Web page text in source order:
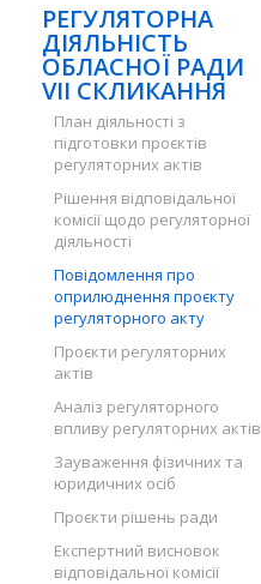
РЕГУЛЯТОРНА
ДІЯЛЬНІСТЬ
ОБЛАСНОЇ РАДИ
VII СКЛИКАННЯ
План діяльності з
підготовки проєктів
регуляторних актів
Рішення відповідальної
комісії щодо регуляторної
діяльності
Повідомлення про
оприлюднення проєкту
регуляторного акту
Проєкти регуляторних
актів
Аналіз регуляторного
впливу регуляторних актів
Зауваження фізичних та
юридичних осіб
Проєкти рішень ради
Експертний висновок
відповідальної комісії